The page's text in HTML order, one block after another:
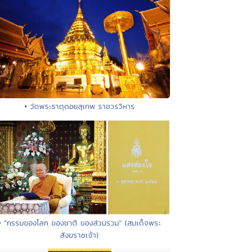
• วัดพระธาตุดอยสุเทพ ราชวรวิหาร
"กรรมของโลก ของชาติ ของส่วนรวม" (สมเด็จพระ
สังฆราชเจ้า)